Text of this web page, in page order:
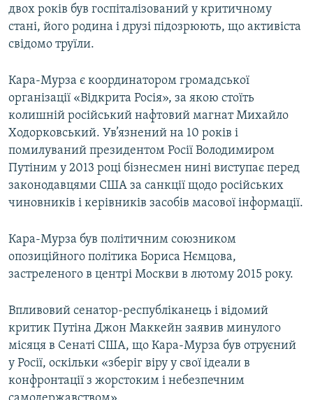
двох років був госпіталізований у критичному
стані, його родина і друзі підозрюють, що активіста
свідомо труїли.
Кара-Мурза є координатором громадської
організації «Відкрита Росія», за якою стоїть
колишній російський нафтовий магнат Михайло
Ходорковський. Ув’язнений на 10 років і
помилуваний президентом Росії Володимиром
Путіним у 2013 році бізнесмен нині виступає перед
законодавцями США за санкції щодо російських
чиновників і керівників засобів масової інформації.
Кара-Мурза був політичним союзником
опозиційного політика Бориса Нємцова,
застреленого в центрі Москви в лютому 2015 року.
Впливовий сенатор-республіканець і відомий
критик Путіна Джон Маккейн заявив минулого
місяця в Сенаті США, що Кара-Мурза був отруєний
у Росії, оскільки «зберіг віру у свої ідеали в
конфронтації з жорстоким і небезпечним